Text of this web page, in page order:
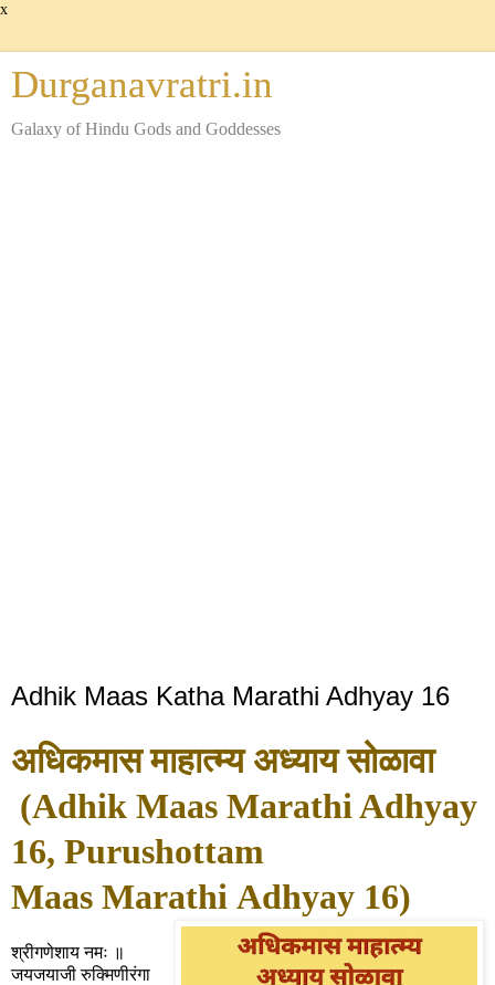
x
Durganavratri.in
Galaxy of Hindu Gods and Goddesses
Adhik Maas Katha Marathi Adhyay 16
अधिकमास माहात्म्य अध्याय सोळावा
(Adhik Maas Marathi Adhyay
16, Purushottam
Maas Marathi Adhyay 16)
श्रीगणेशाय नमः ॥
जयजयाजी रुक्मिणीरंगा